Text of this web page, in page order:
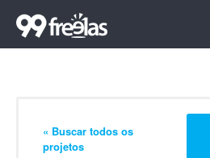
« Buscar todos os
projetos